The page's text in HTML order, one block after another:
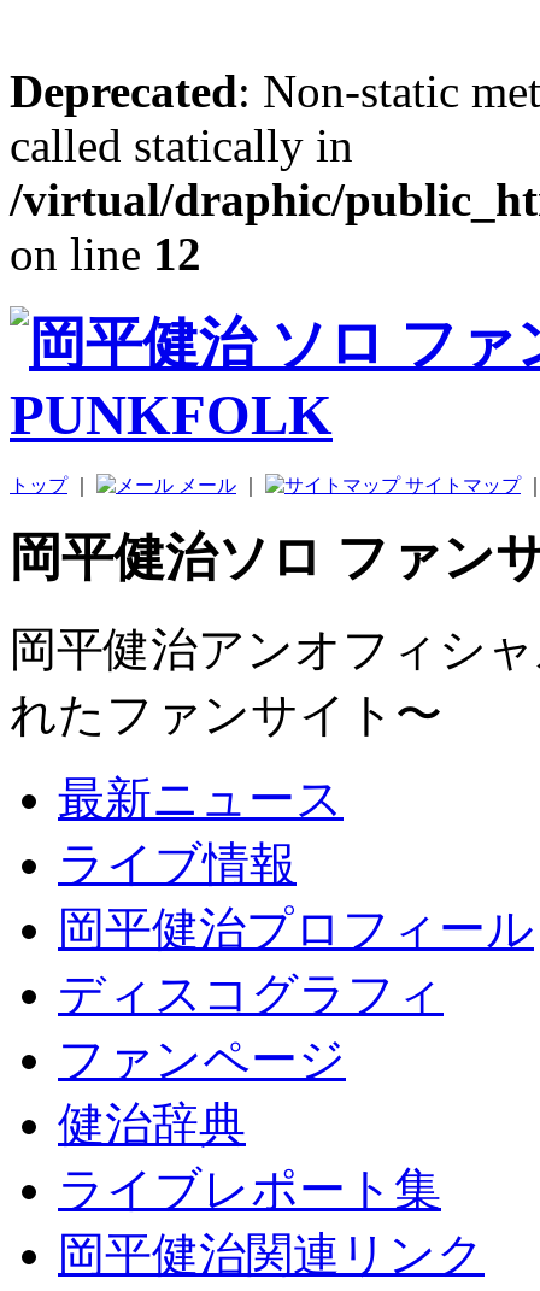
Deprecated: Non-static
called statically in
/virtual/draphic/
on line 12
トップ｜ メール サイトマップ
岡平健治ソロ ファン
岡平健治アンオフィシ
れたファンサイト〜
最新ニュース
ライブ情報
岡平健治プロフィール
ディスコグラフィ
ファンページ
健治辞典
ライブレポート集
岡平健治関連リンク